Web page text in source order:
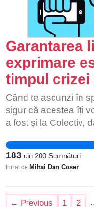
Garantarea
exprimare
timpul crizei
Când te ascunzi în
sigur că acestea îți
a fost și la Colectiv,
stăm, nu să aflăm
mulți morți
criză, că i-a luat pe
și la ei. Deci, cui
183 din 200 Semnături
Inițiat de Mihai Dan Coser
← Previous 1 2